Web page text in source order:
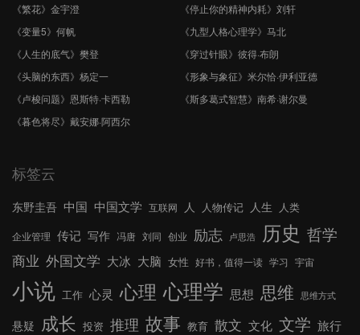
《繁花》金宇澄
《停止你的精神内耗》刘轩
《变量5》何帆
《九型人格心理学》马北
《人生的底气》樊登
《穿过针眼》彼得·布朗
《头脑的东西》杨定一
《形象与象征》米尔恰·伊利亚德
《卢梭问题》恩斯特·卡西勒
《斯多葛式智慧》南希·谢尔曼
《暮色将尽》戴安娜·阿西尔
标签云
东野圭吾 中国 中国文学 互联网 人 人物传记 人生 人类
企业管理 传记 写作 冯唐 刘同 创业 励志 卢思浩 历史 哲学
商业 外国文学 大冰 大脑 女性 好书，值得一读 学习 宇宙
小说 工作 心灵 心理 心理学 思想 思维 思维方式
悬疑 成长 投资 推理 故事 教育 散文 文化 文学 旅行